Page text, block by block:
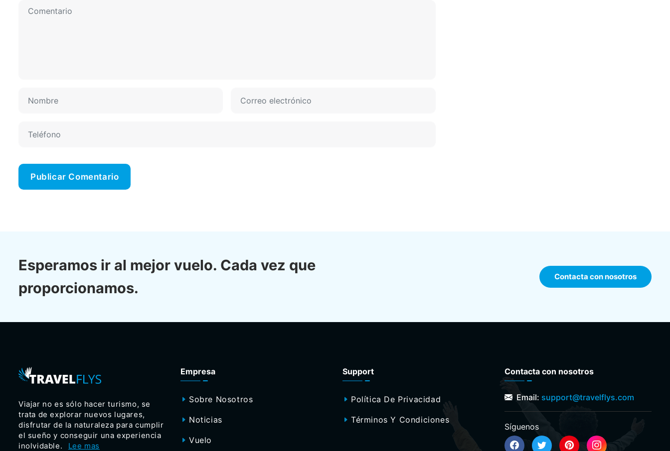
Esperamos ir al mejor vuelo. Cada vez que
proporcionamos.
Contacta con nosotros
Viajar no es sólo hacer turismo, se
trata de explorar nuevos lugares,
disfrutar de la naturaleza para cumplir
el sueño y conseguir una experiencia
inolvidable.
Lee mas
Empresa
Sobre Nosotros
Noticias
Vuelo
Support
Política De Privacidad
Términos Y Condiciones
Contacta con nosotros
Email: support@travelflys.com
Síguenos